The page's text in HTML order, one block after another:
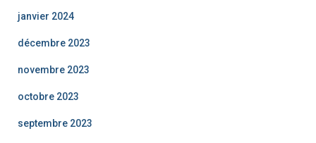
janvier 2024
décembre 2023
novembre 2023
octobre 2023
septembre 2023